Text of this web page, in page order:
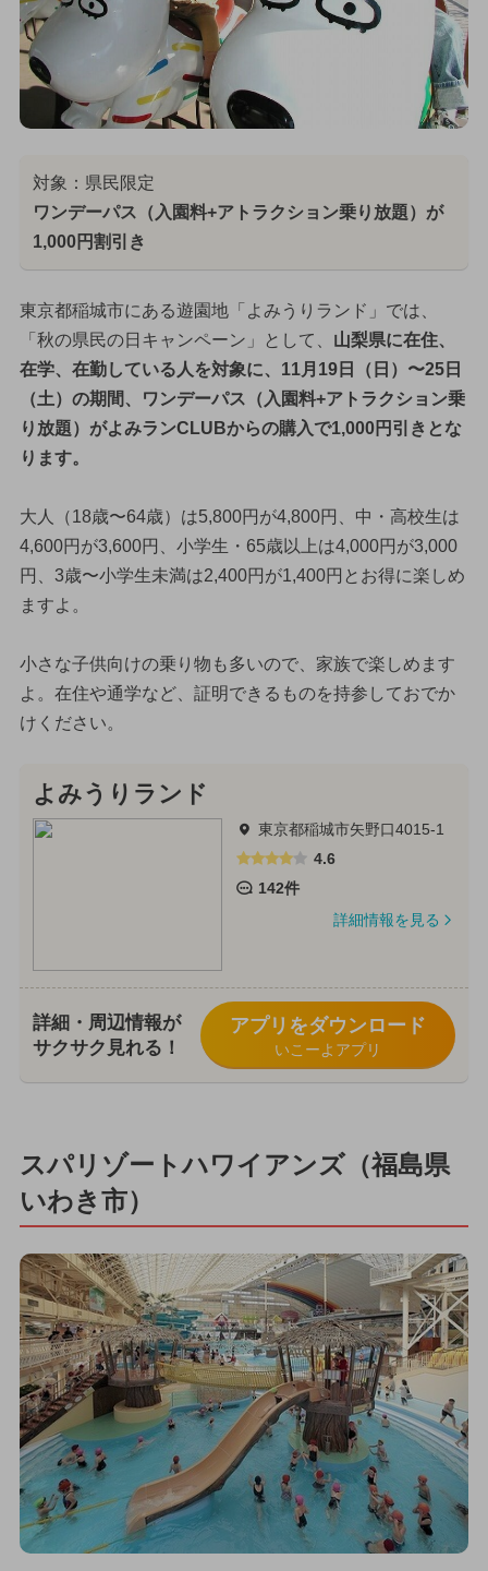
対象：県民限定
ワンデーパス（入園料+アトラクション乗り放題）が
1,000円割引き
東京都稲城市にある遊園地「よみうりランド」では、
「秋の県民の日キャンペーン」として、 山梨県に在住、
在学、在勤している人を対象に、11月19日（日）〜25日
（土）の期間、ワンデーパス（入園料+アトラクション乗
り放題）がよみランCLUBからの購入で1,000円引きとな
ります。
大人（18歳〜64歳）は5,800円が4,800円、中・高校生は
4,600円が3,600円、小学生・65歳以上は4,000円が3,000
円、3歳〜小学生未満は2,400円が1,400円とお得に楽しめ
ますよ。
小さな子供向けの乗り物も多いので、家族で楽しめます
よ。在住や通学など、証明できるものを持参しておでか
けください。
よみうりランド
東京都稲城市矢野口4015-1
4.6
142件
詳細情報を見る
詳細・周辺情報が
サクサク見れる！
アプリをダウンロード
いこーよアプリ
スパリゾートハワイアンズ（福島県
いわき市）